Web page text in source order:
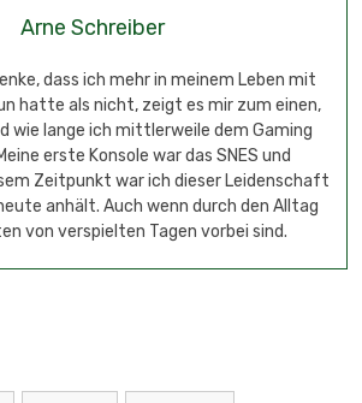
Arne Schreiber
dass ich mehr in meinem Leben mit
hatte als nicht, zeigt es mir zum einen,
wie lange ich mittlerweile dem Gaming
erste Konsole war das SNES und
Zeitpunkt war ich dieser Leidenschaft
anhält. Auch wenn durch den Alltag
von verspielten Tagen vorbei sind.